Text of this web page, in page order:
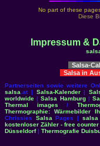
No part of these
Diese
Impressum &
Salsa-
Salsa in
Partnerseiten sowie weitere
salsa .at | Salsa-Kalender|
worldwide |Salsa Hamburg|
Thermal images /
Thermographie: Wärmebilder
Chrissies Salsa Pages | salsa
kostenloser Zähler - free counter
Düsseldorf| Thermografie